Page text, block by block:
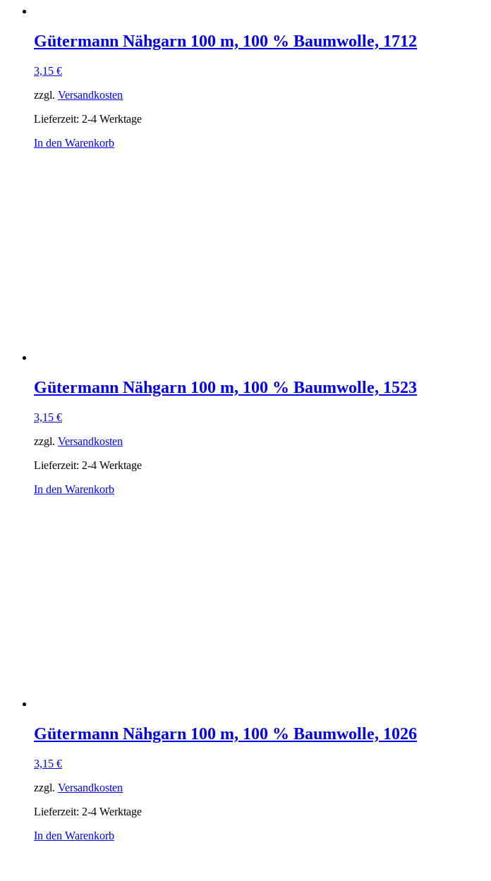
Gütermann Nähgarn 100 m, 100 % Baumwolle, 1712
3,15 €
zzgl. Versandkosten
Lieferzeit: 2-4 Werktage
In den Warenkorb
Gütermann Nähgarn 100 m, 100 % Baumwolle, 1523
3,15 €
zzgl. Versandkosten
Lieferzeit: 2-4 Werktage
In den Warenkorb
Gütermann Nähgarn 100 m, 100 % Baumwolle, 1026
3,15 €
zzgl. Versandkosten
Lieferzeit: 2-4 Werktage
In den Warenkorb